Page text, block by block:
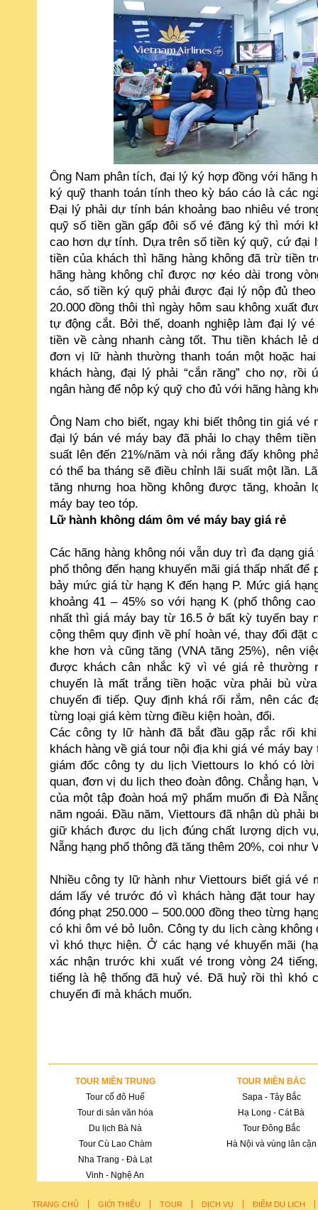
Ông Nam phân tích, đại lý ký hợp đồng với hãng
ký quỹ thanh toán tính theo kỳ báo cáo là các
Đại lý phải dự tính bán khoảng bao nhiêu vé
quỹ số tiền gần gấp đôi số vé đăng ký thì mới
cao hơn dự tính. Dựa trên số tiền ký quỹ, cứ đại
tiền của khách thì hãng hàng không đã trừ tiền
hãng hàng không chỉ được nợ kéo dài trong
cáo, số tiền ký quỹ phải được đại lý nộp đủ
20.000 đồng thôi thì ngày hôm sau không xuất
tự động cắt. Bởi thế, doanh nghiệp làm đại lý
tiền về càng nhanh càng tốt. Thu tiền khách lẻ
đơn vị lữ hành thường thanh toán một hoặc
khách hàng, đại lý phải “cắn răng” cho nợ, rồi
ngân hàng để nộp ký quỹ cho đủ với hãng hàng
Ông Nam cho biết, ngay khi biết thông tin giá vé
đại lý bán vé máy bay đã phải lo chạy thêm
suất lên đến 21%/năm và nói rằng đấy không
có thể ba tháng sẽ điều chỉnh lãi suất một lần.
tăng nhưng hoa hồng không được tăng, khoản
máy bay teo tóp.
Lữ hành không dám ôm vé máy bay giá rẻ
Các hãng hàng không nói vẫn duy trì đa dạng
phổ thông đến hạng khuyến mãi giá thấp nhất
bảy mức giá từ hạng K đến hạng P. Mức giá
khoảng 41 – 45% so với hạng K (phổ thông
nhất thì giá máy bay từ 16.5 ở bất kỳ tuyến bay
cộng thêm quy định về phí hoàn vé, thay đổi đặt
khe hơn và cũng tăng (VNA tăng 25%), nên
được khách cân nhắc kỹ vì vé giá rẻ thường
chuyến là mất trắng tiền hoặc vừa phải bù
chuyến đi tiếp. Quy định khá rối rắm, nên các
từng loại giá kèm từng điều kiện hoàn, đổi.
Các công ty lữ hành đã bắt đầu gặp rắc rối
khách hàng về giá tour nội địa khi giá vé máy bay
giám đốc công ty du lịch Viettours lo khó có
quan, đơn vị du lịch theo đoàn đông. Chẳng hạn,
của một tập đoàn hoá mỹ phẩm muốn đi Đà
năm ngoái. Đầu năm, Viettours đã nhận dù phải
giữ khách được du lịch đúng chất lượng dịch
Nẵng hạng phổ thông đã tăng thêm 20%, coi như
Nhiều công ty lữ hành như Viettours biết giá vé
dám lấy vé trước đó vì khách hàng đặt tour
đóng phạt 250.000 – 500.000 đồng theo từng
có khi ôm vé bỏ luôn. Công ty du lịch càng
vì khó thực hiện. Ở các hạng vé khuyến mãi
xác nhận trước khi xuất vé trong vòng 24
tiếng là hệ thống đã huỷ vé. Đã huỷ rồi thì khó
chuyến đi mà khách muốn.
TOUR MIỀN TRUNG
Tour cố đô Huế
Tour di sản văn hóa
Du lịch Bà Nà
Tour Cù Lao Chàm
Nha Trang - Đà Lạt
Vinh - Nghệ An
TOUR MIỀN BẮC
Sapa - Tây Bắc
Hạ Long - Cát Bà
Tour Đông Bắc
Hà Nội và vùng lân cận
TRANG CHỦ GIỚI THIỆU TOUR DỊCH VỤ ĐIỂM DU LỊCH